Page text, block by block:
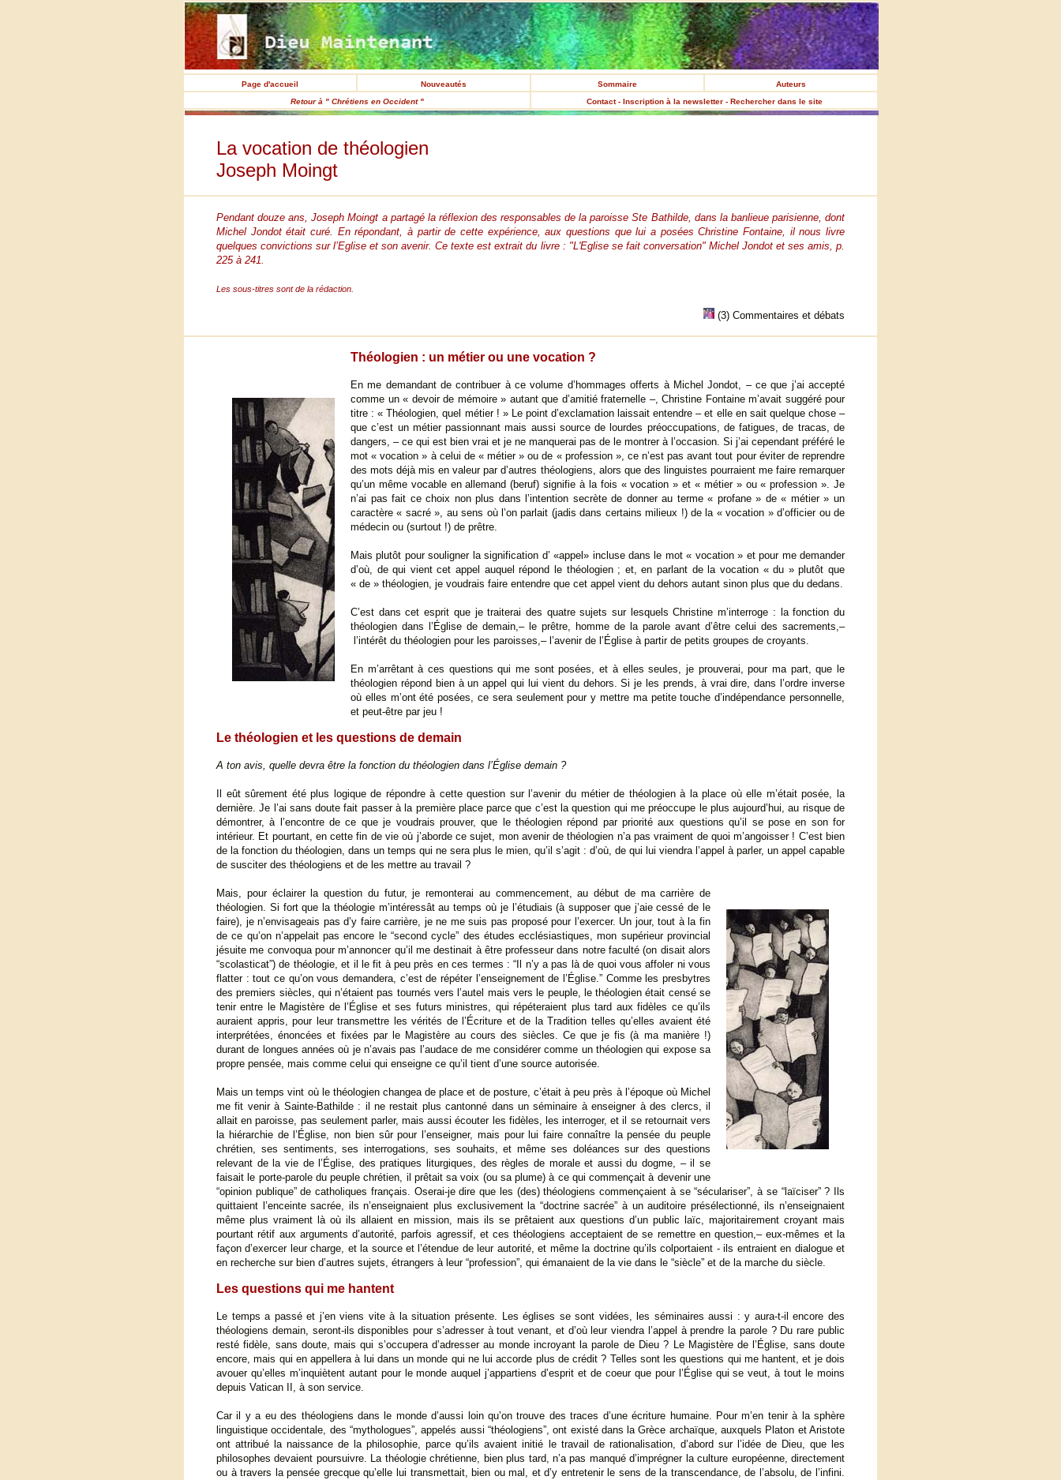
Page d'accueil Nouveautés Sommaire
Auteurs
Retour à " Chrétiens en Occident "
Contact - Inscription à la newsletter - Rechercher dans le site
La vocation de théologien
Joseph Moingt
Pendant douze ans, Joseph Moingt a partagé la réflexion des responsables de la paroisse Ste Bathilde, dans la banlieue parisienne, dont
Michel Jondot était curé. En répondant, à partir de cette expérience, aux questions que lui a posées Christine Fontaine, il nous livre
quelques convictions sur l’Eglise et son avenir. Ce texte est extrait du livre : "L'Eglise se fait conversation" Michel Jondot et ses amis, p.
225 à 241.
Les sous-titres sont de la rédaction.
(3) Commentaires et débats
Théologien : un métier ou une vocation ?
En me demandant de contribuer à ce volume d’hommages offerts à Michel Jondot, – ce que j’ai accepté
comme un « devoir de mémoire » autant que d’amitié fraternelle –, Christine Fontaine m’avait suggéré pour
titre : « Théologien, quel métier ! » Le point d’exclamation laissait entendre – et elle en sait quelque chose –
que c’est un métier passionnant mais aussi source de lourdes préoccupations, de fatigues, de tracas, de
dangers, – ce qui est bien vrai et je ne manquerai pas de le montrer à l’occasion. Si j’ai cependant préféré le
mot « vocation » à celui de « métier » ou de « profession », ce n’est pas avant tout pour éviter de reprendre
des mots déjà mis en valeur par d’autres théologiens, alors que des linguistes pourraient me faire remarquer
qu’un même vocable en allemand (beruf) signifie à la fois « vocation » et « métier » ou « profession ». Je
n’ai pas fait ce choix non plus dans l’intention secrète de donner au terme « profane » de « métier » un
caractère « sacré », au sens où l’on parlait (jadis dans certains milieux !) de la « vocation » d’officier ou de
médecin ou (surtout !) de prêtre.
Mais plutôt pour souligner la signification d’ «appel» incluse dans le mot « vocation » et pour me demander
d’où, de qui vient cet appel auquel répond le théologien ; et, en parlant de la vocation « du » plutôt que
« de » théologien, je voudrais faire entendre que cet appel vient du dehors autant sinon plus que du dedans.
C’est dans cet esprit que je traiterai des quatre sujets sur lesquels Christine m’interroge : la fonction du
théologien dans l’Église de demain,– le prêtre, homme de la parole avant d’être celui des sacrements,–
l’intérêt du théologien pour les paroisses,– l’avenir de l’Église à partir de petits groupes de croyants.
En m’arrêtant à ces questions qui me sont posées, et à elles seules, je prouverai, pour ma part, que le
théologien répond bien à un appel qui lui vient du dehors. Si je les prends, à vrai dire, dans l’ordre inverse
où elles m’ont été posées, ce sera seulement pour y mettre ma petite touche d’indépendance personnelle,
et peut-être par jeu !
Le théologien et les questions de demain
A ton avis, quelle devra être la fonction du théologien dans l’Église demain ?
Il eût sûrement été plus logique de répondre à cette question sur l’avenir du métier de théologien à la place où elle m’était posée, la
dernière. Je l’ai sans doute fait passer à la première place parce que c’est la question qui me préoccupe le plus aujourd’hui, au risque de
démontrer, à l’encontre de ce que je voudrais prouver, que le théologien répond par priorité aux questions qu’il se pose en son for
intérieur. Et pourtant, en cette fin de vie où j’aborde ce sujet, mon avenir de théologien n’a pas vraiment de quoi m’angoisser ! C’est bien
de la fonction du théologien, dans un temps qui ne sera plus le mien, qu’il s’agit : d’où, de qui lui viendra l’appel à parler, un appel capable
de susciter des théologiens et de les mettre au travail ?
Mais, pour éclairer la question du futur, je remonterai au commencement, au début de ma carrière de
théologien. Si fort que la théologie m’intéressât au temps où je l’étudiais (à supposer que j’aie cessé de le
faire), je n’envisageais pas d’y faire carrière, je ne me suis pas proposé pour l’exercer. Un jour, tout à la fin
de ce qu’on n’appelait pas encore le “second cycle” des études ecclésiastiques, mon supérieur provincial
jésuite me convoqua pour m’annoncer qu’il me destinait à être professeur dans notre faculté (on disait alors
“scolasticat”) de théologie, et il le fit à peu près en ces termes : “Il n’y a pas là de quoi vous affoler ni vous
flatter : tout ce qu’on vous demandera, c’est de répéter l’enseignement de l’Église.” Comme les presbytres
des premiers siècles, qui n’étaient pas tournés vers l’autel mais vers le peuple, le théologien était censé se
tenir entre le Magistère de l’Église et ses futurs ministres, qui répéteraient plus tard aux fidèles ce qu’ils
auraient appris, pour leur transmettre les vérités de l’Écriture et de la Tradition telles qu’elles avaient été
interprétées, énoncées et fixées par le Magistère au cours des siècles. Ce que je fis (à ma manière !)
durant de longues années où je n’avais pas l’audace de me considérer comme un théologien qui expose sa
propre pensée, mais comme celui qui enseigne ce qu’il tient d’une source autorisée.
Mais un temps vint où le théologien changea de place et de posture, c’était à peu près à l’époque où Michel
me fit venir à Sainte-Bathilde : il ne restait plus cantonné dans un séminaire à enseigner à des clercs, il
allait en paroisse, pas seulement parler, mais aussi écouter les fidèles, les interroger, et il se retournait vers
la hiérarchie de l’Église, non bien sûr pour l’enseigner, mais pour lui faire connaître la pensée du peuple
chrétien, ses sentiments, ses interrogations, ses souhaits, et même ses doléances sur des questions
relevant de la vie de l’Église, des pratiques liturgiques, des règles de morale et aussi du dogme, – il se
faisait le porte-parole du peuple chrétien, il prêtait sa voix (ou sa plume) à ce qui commençait à devenir une
“opinion publique” de catholiques français. Oserai-je dire que les (des) théologiens commençaient à se “séculariser”, à se “laïciser” ? Ils
quittaient l’enceinte sacrée, ils n’enseignaient plus exclusivement la “doctrine sacrée” à un auditoire présélectionné, ils n’enseignaient
même plus vraiment là où ils allaient en mission, mais ils se prêtaient aux questions d’un public laïc, majoritairement croyant mais
pourtant rétif aux arguments d’autorité, parfois agressif, et ces théologiens acceptaient de se remettre en question,– eux-mêmes et la
façon d’exercer leur charge, et la source et l’étendue de leur autorité, et même la doctrine qu’ils colportaient - ils entraient en dialogue et
en recherche sur bien d’autres sujets, étrangers à leur “profession”, qui émanaient de la vie dans le “siècle” et de la marche du siècle.
Les questions qui me hantent
Le temps a passé et j’en viens vite à la situation présente. Les églises se sont vidées, les séminaires aussi : y aura-t-il encore des
théologiens demain, seront-ils disponibles pour s’adresser à tout venant, et d’où leur viendra l’appel à prendre la parole ? Du rare public
resté fidèle, sans doute, mais qui s’occupera d’adresser au monde incroyant la parole de Dieu ? Le Magistère de l’Église, sans doute
encore, mais qui en appellera à lui dans un monde qui ne lui accorde plus de crédit ? Telles sont les questions qui me hantent, et je dois
avouer qu’elles m’inquiètent autant pour le monde auquel j’appartiens d’esprit et de coeur que pour l’Église qui se veut, à tout le moins
depuis Vatican II, à son service.
Car il y a eu des théologiens dans le monde d’aussi loin qu’on trouve des traces d’une écriture humaine. Pour m’en tenir à la sphère
linguistique occidentale, des “mythologues”, appelés aussi “théologiens”, ont existé dans la Grèce archaïque, auxquels Platon et Aristote
ont attribué la naissance de la philosophie, parce qu’ils avaient initié le travail de rationalisation, d’abord sur l’idée de Dieu, que les
philosophes devaient poursuivre. La théologie chrétienne, bien plus tard, n’a pas manqué d’imprégner la culture européenne, directement
ou à travers la pensée grecque qu’elle lui transmettait, bien ou mal, et d’y entretenir le sens de la transcendance, de l’absolu, de l’infini.